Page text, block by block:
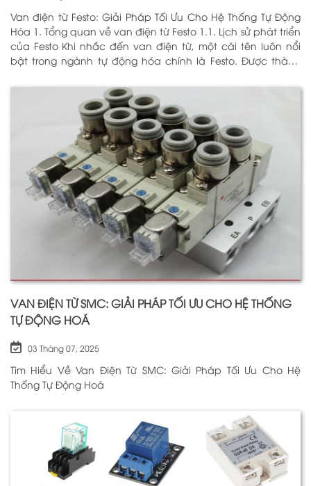
Van điện từ Festo: Giải Pháp Tối Ưu Cho Hệ Thống Tự Động
Hóa 1. Tổng quan về van điện từ Festo 1.1. Lịch sử phát triển
của Festo Khi nhắc đến van điện từ, một cái tên luôn nổi
bật trong ngành tự động hóa chính là Festo. Được thành
VAN ĐIỆN TỪ SMC: GIẢI PHÁP TỐI ƯU CHO HỆ THỐNG
TỰ ĐỘNG HOÁ
03 Tháng 07, 2025
Tìm Hiểu Về Van Điện Từ SMC: Giải Pháp Tối Ưu Cho Hệ
Thống Tự Động Hoá